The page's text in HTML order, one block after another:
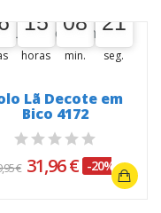
15
15
00
horas
08
08
00
min.
21
20
21
seg.
Lã Decote em
Bico 4172
€ 31,96 € -20%